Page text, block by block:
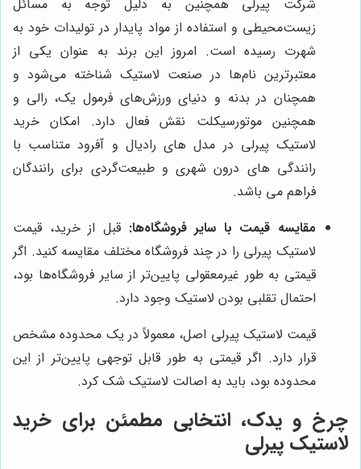
شرکت پیرلی همچنین به دلیل توجه به مسائل
زیست‌محیطی و استفاده از مواد پایدار در تولیدات خود به
شهرت رسیده است. امروز این برند به عنوان یکی از
معتبرترین نام‌ها در صنعت لاستیک شناخته می‌شود و
همچنان در بدنه و دنیای ورزش‌های فرمول یک، رالی و
همچنین موتورسیکلت نقش فعال دارد. امکان خرید
لاستیک پیرلی در مدل های رادیال و آفرود متناسب با
رانندگی های درون شهری و طبیعت‌گردی برای رانندگان
فراهم می باشد.
مقایسه قیمت با سایر فروشگاه‌ها: قبل از خرید، قیمت
لاستیک پیرلی را در چند فروشگاه مختلف مقایسه کنید. اگر
قیمتی به طور غیرمعقولی پایین‌تر از سایر فروشگاه‌ها بود،
احتمال تقلبی بودن لاستیک وجود دارد.
قیمت لاستیک پیرلی اصل، معمولاً در یک محدوده مشخص
قرار دارد. اگر قیمتی به طور قابل توجهی پایین‌تر از این
محدوده بود، باید به اصالت لاستیک شک کرد.
چرخ و یدک، انتخابی مطمئن برای خرید
لاستیک پیرلی